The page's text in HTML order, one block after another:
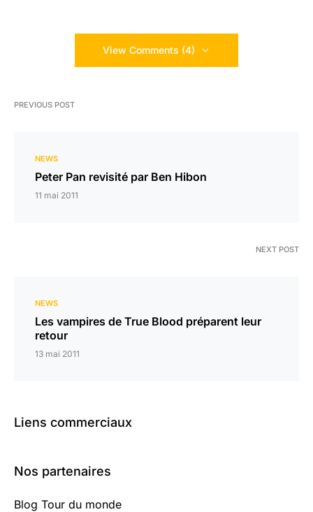
View Comments (4)
PREVIOUS POST
NEWS
Peter Pan revisité par Ben Hibon
11 mai 2011
NEXT POST
NEWS
Les vampires de True Blood préparent leur
retour
13 mai 2011
Liens commerciaux
Nos partenaires
Blog Tour du monde